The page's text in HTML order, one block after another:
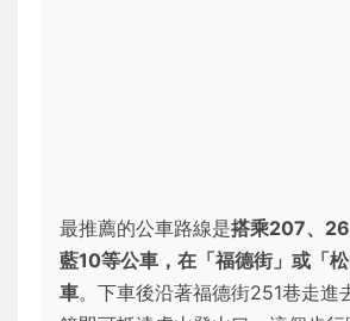
最推薦的公車路線是搭乘207、
藍10等公車，在「福德街」或「
車。下車後沿著福德街251巷走進